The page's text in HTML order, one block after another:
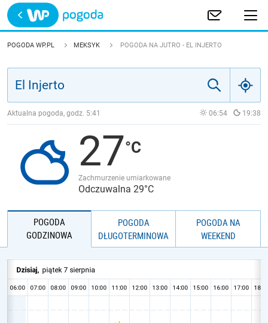
Trwa ładowanie
POLSKA
JAKOŚĆ POWIETRZA
POGODA WP.PL MEKSYK POGODA NA JUTRO - EL INJERTO
Aktualna pogoda, godz. 5:41 06:54 19:38
27
Zachmurzenie umiarkowane
Odczuwalna 29°C
POGODA
GODZINOWA
POGODA
DŁUGOTERMINOWA
POGODA NA
WEEKEND